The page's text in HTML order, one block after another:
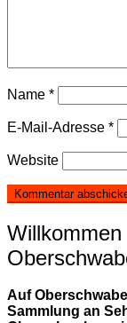
Name *
E-Mail-Adresse *
Website
Auf
Sammlung an